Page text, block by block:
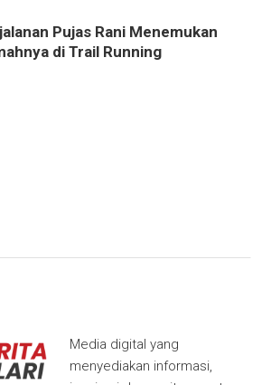
Pujas Rani Menemukan
di Trail Running
Media digital yang
menyediakan informasi,